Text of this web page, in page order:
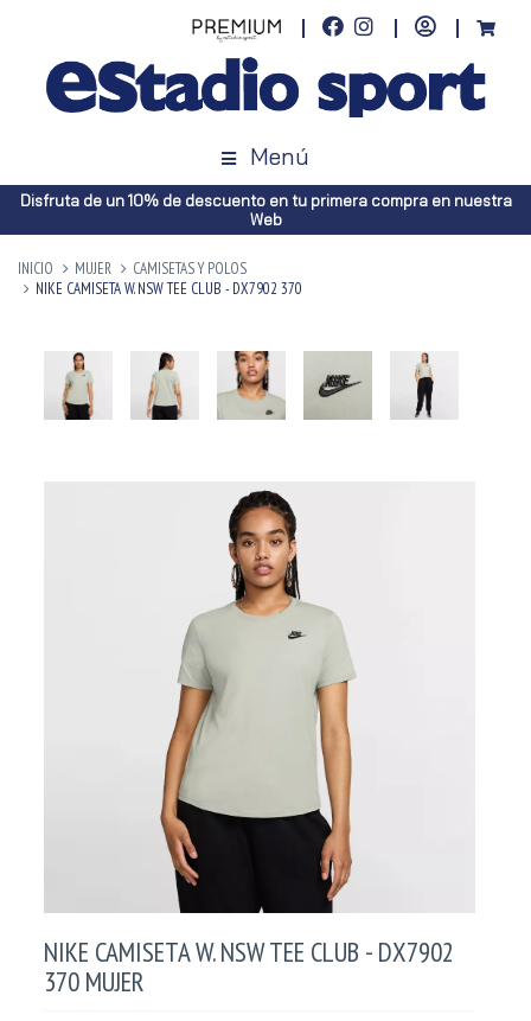
Menú
Disfruta de un 10% de descuento en tu primera compra en nuestra
Web
INICIO MUJER
CAMISETAS Y POLOS
NIKE CAMISETA W. NSW TEE CLUB - DX7902 370
NIKE CAMISETA W. NSW TEE CLUB - DX7902
370 MUJER